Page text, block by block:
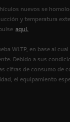
nuevos se
y temperatura
aquí.
WLTP, en base al
Debido a sus
cifras de consumo de
el equipamiento